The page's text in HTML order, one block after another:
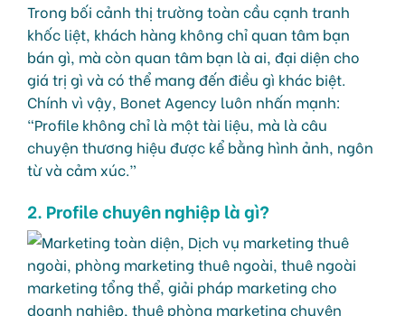
Trong bối cảnh thị trường toàn cầu cạnh tranh
khốc liệt, khách hàng không chỉ quan tâm bạn
bán gì, mà còn quan tâm bạn là ai, đại diện cho
giá trị gì và có thể mang đến điều gì khác biệt.
Chính vì vậy, Bonet Agency luôn nhấn mạnh:
“Profile không chỉ là một tài liệu, mà là câu
chuyện thương hiệu được kể bằng hình ảnh, ngôn
từ và cảm xúc.”
2. Profile chuyên nghiệp là gì?